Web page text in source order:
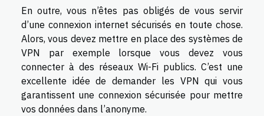
En outre, vous n’êtes pas obligés de vous servir
d’une connexion internet sécurisés en toute chose.
Alors, vous devez mettre en place des systèmes de
VPN par exemple lorsque vous devez vous
connecter à des réseaux Wi-Fi publics. C’est une
excellente idée de demander les VPN qui vous
garantissent une connexion sécurisée pour mettre
vos données dans l’anonyme.